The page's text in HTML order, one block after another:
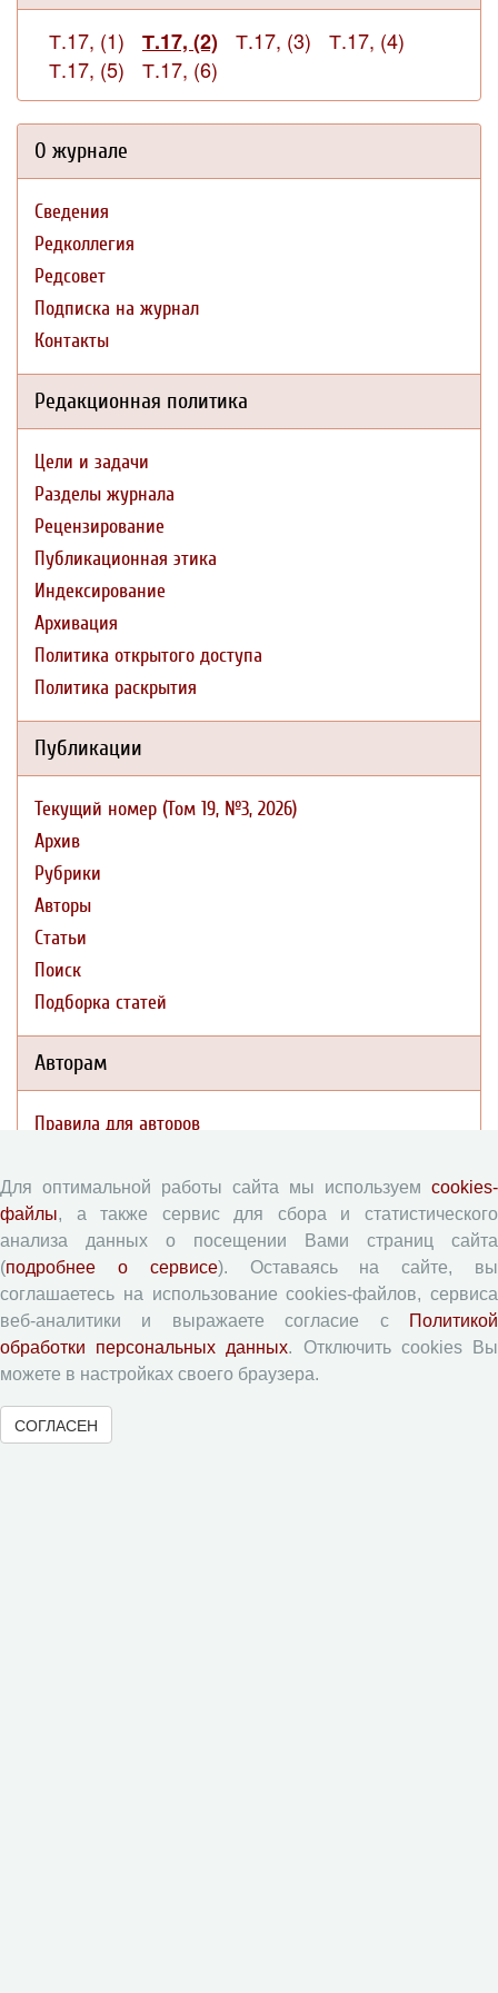
Т.17, (1) Т.17, (2) Т.17, (3)
Т.17, (4)
Т.17, (5)
Т.17, (6)
О журнале
Сведения
Редколлегия
Редсовет
Подписка на журнал
Контакты
Редакционная политика
Цели и задачи
Разделы журнала
Рецензирование
Публикационная этика
Индексирование
Архивация
Политика открытого доступа
Политика раскрытия
Публикации
Текущий номер (Том 19, №3, 2026)
Архив
Рубрики
Авторы
Статьи
Поиск
Подборка статей
Авторам
Правила для авторов
Согласие на обработку персональных данных
Авторские права
Приватность
Рецензентам
Памятка рецензенту
Форма рецензии
Для оптимальной работы сайта мы используем cookies-
файлы, а также сервис для сбора и статистического
анализа данных о посещении Вами страниц сайта
(подробнее о сервисе). Оставаясь на сайте, вы
соглашаетесь на использование cookies-файлов, сервиса
веб-аналитики и выражаете согласие с
Политикой
обработки персональных данных. Отключить cookies Вы
можете в настройках своего браузера.
СОГЛАСЕН